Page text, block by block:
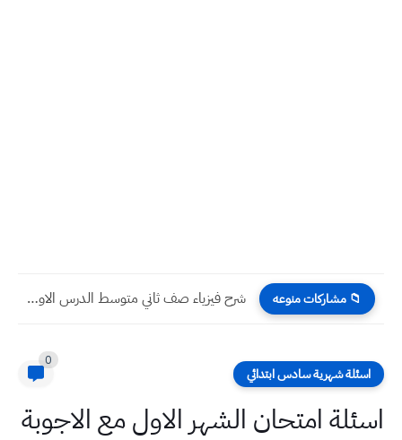
📁 مشاركات منوعه شرح فيزياء صف ثاني متوسط الدرس الاول بعد نصف السنة
اسئلة شهرية سادس ابتدائي
0
اسئلة امتحان الشهر الاول مع الاجوبة